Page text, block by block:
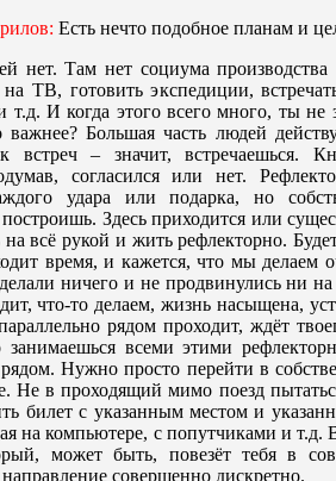
Есть нечто подобное планам и
нет. Там нет социума
ТВ, готовить экспедиции,
И когда этого всего много, ты не
важнее? Большая часть людей
встреч – значит, встречаешься.
согласился или нет.
удара или подарка, но
Здесь приходится или
всё рукой и жить рефлекторно.
время, и кажется, что мы делаем
ничего и не продвинулись ни
что-то делаем, жизнь насыщена,
рядом проходит, ждёт
всеми этими
Нужно просто перейти в
Не в проходящий мимо поезд
билет с указанным местом и
на компьютере, с попутчиками и
может быть, повезёт тебя в
совершенно дискретно.